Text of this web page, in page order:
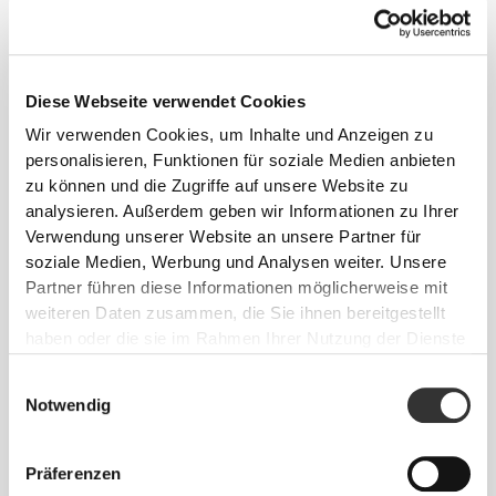
Diese Webseite verwendet Cookies
Wir verwenden Cookies, um Inhalte und Anzeigen zu
personalisieren, Funktionen für soziale Medien anbieten
zu können und die Zugriffe auf unsere Website zu
analysieren. Außerdem geben wir Informationen zu Ihrer
Verwendung unserer Website an unsere Partner für
soziale Medien, Werbung und Analysen weiter. Unsere
Partner führen diese Informationen möglicherweise mit
weiteren Daten zusammen, die Sie ihnen bereitgestellt
haben oder die sie im Rahmen Ihrer Nutzung der Dienste
Notwendig
Präferenzen
ENTWICKELT, UMSICH ZU
DEHNEN
Im Labor entwickelte 2-Wege-Stretch-Konstruktion,
die für plötzliche Geschwindigkeitsstöße und
Richtungswechsel ausgelegt ist.
Entwickelt mit strategischen Kühlpunkten und